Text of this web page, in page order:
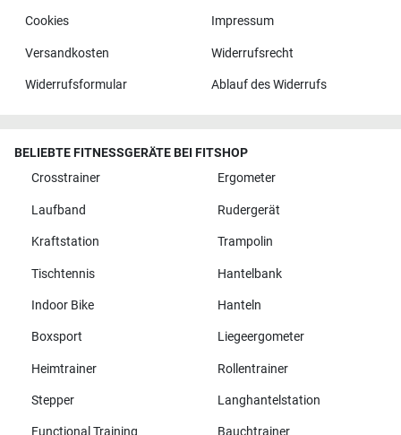
Cookies Impressum
Versandkosten Widerrufsrecht
Widerrufsformular Ablauf des Widerrufs
BELIEBTE FITNESSGERÄTE BEI FITSHOP
Crosstrainer
Ergometer
Laufband Rudergerät
Kraftstation Trampolin
Tischtennis Hantelbank
Indoor Bike Hanteln
Boxsport Liegeergometer
Heimtrainer Rollentrainer
Stepper Langhantelstation